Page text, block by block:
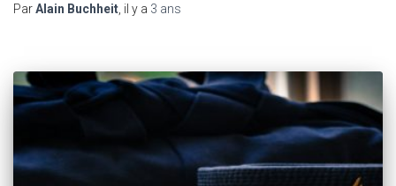
ParAlain Buchheit , il y a 3 ans